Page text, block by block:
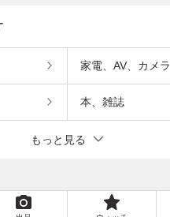
家電、AV、カメラ
本、雑誌
もっと見る